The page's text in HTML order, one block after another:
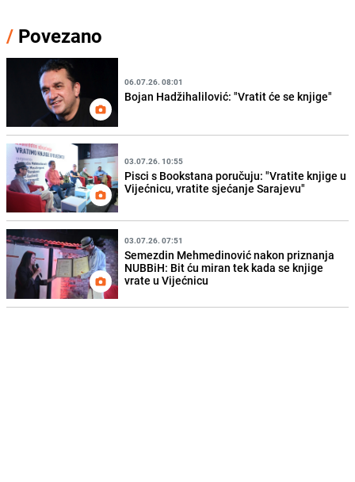
/ Povezano
06.07.26. 08:01
Bojan Hadžihalilović: "Vratit će se knjige"
03.07.26. 10:55
Pisci s Bookstana poručuju: "Vratite knjige u
Vijećnicu, vratite sjećanje Sarajevu"
03.07.26. 07:51
Semezdin Mehmedinović nakon priznanja
NUBBiH: Bit ću miran tek kada se knjige
vrate u Vijećnicu